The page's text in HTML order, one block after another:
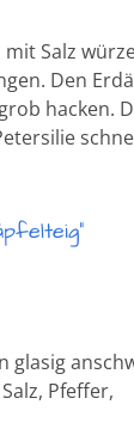
Salz
Den
hacken.
glasig
Pfeffer,